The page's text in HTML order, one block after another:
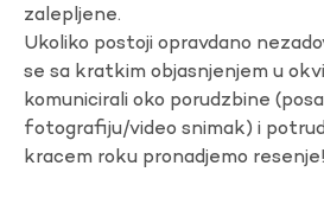
zalepljene.
Ukoliko postoji opravdano
se sa kratkim objasnjenjem u
komunicirali oko porudzbine
fotografiju/video snimak) i
kracem roku pronadjemo resenje!